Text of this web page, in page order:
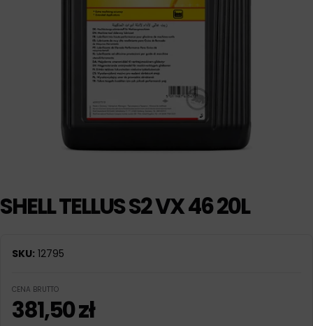
SHELL TELLUS S2 VX 46 20L
SKU: 12795
CENA BRUTTO
381,50zł